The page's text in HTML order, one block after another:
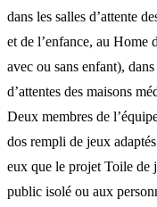
dans les salles d’attente
et de l’enfance, au Home
avec ou sans enfant),
d’attentes des maisons
Deux membres de
dos rempli de jeux
eux que le projet Toile de
public isolé ou aux